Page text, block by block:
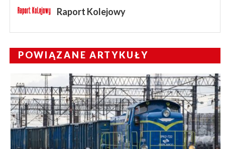
Raport Kolejowy
POWIĄZANE ARTYKUŁY